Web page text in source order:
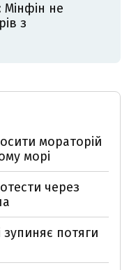
не
з
мораторій
морі
через
потяги